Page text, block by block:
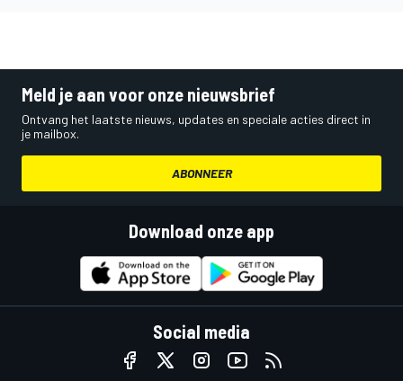
Meld je aan voor onze nieuwsbrief
Ontvang het laatste nieuws, updates en speciale acties direct in
je mailbox.
ABONNEER
Download onze app
Social media